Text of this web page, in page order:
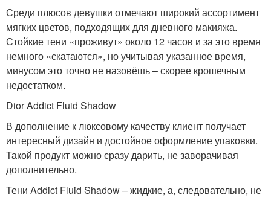
Среди плюсов девушки отмечают широкий ассортимент
мягких цветов, подходящих для дневного макияжа.
Стойкие тени «проживут» около 12 часов и за это время
немного «скатаются», но учитывая указанное время,
минусом это точно не назовёшь – скорее крошечным
недостатком.
Dior Addict Fluid Shadow
В дополнение к люксовому качеству клиент получает
интересный дизайн и достойное оформление упаковки.
Такой продукт можно сразу дарить, не заворачивая
дополнительно.
Тени Addict Fluid Shadow – жидкие, а, следовательно, не